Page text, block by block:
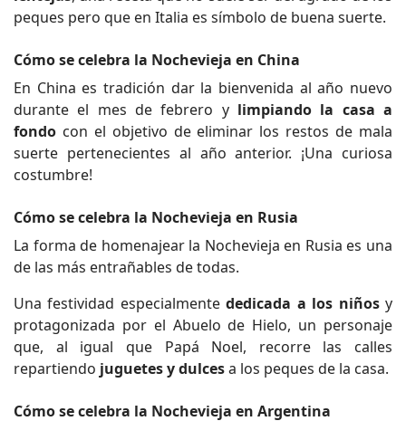
peques pero que en Italia es símbolo de buena suerte.
Cómo se celebra la Nochevieja en China
En China es tradición dar la bienvenida al año nuevo
durante el mes de febrero y limpiando la casa a
fondo con el objetivo de eliminar los restos de mala
suerte pertenecientes al año anterior. ¡Una curiosa
costumbre!
Cómo se celebra la Nochevieja en Rusia
La forma de homenajear la Nochevieja en Rusia es una
de las más entrañables de todas.
Una festividad especialmentededicada a los niñosy
protagonizada por el Abuelo de Hielo, un personaje
que, al igual que Papá Noel, recorre las calles
repartiendo juguetes y dulcesa los peques de la casa.
Cómo se celebra la Nochevieja en Argentina